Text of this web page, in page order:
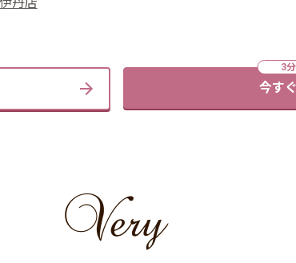
丹店
今す